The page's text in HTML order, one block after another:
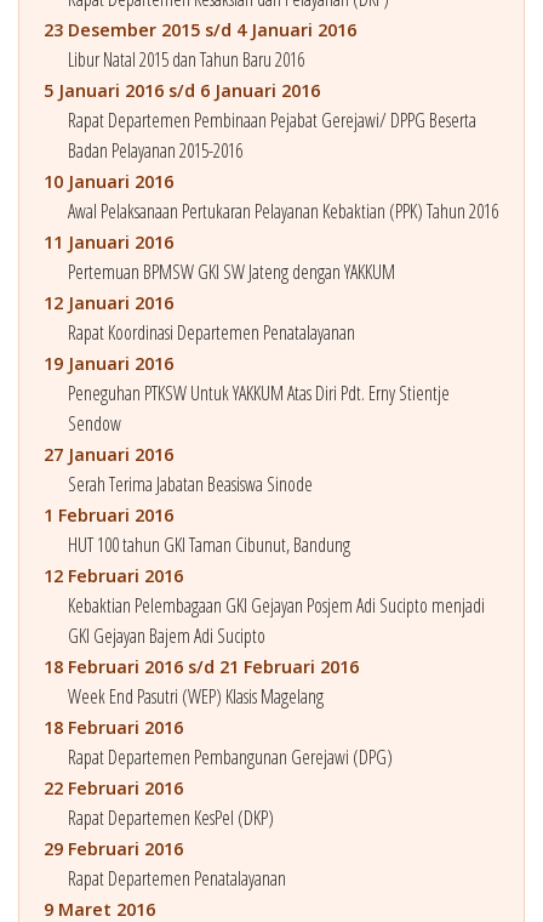
23 Desember 2015 s/d 4 Januari 2016
Libur Natal 2015 dan Tahun Baru 2016
5 Januari 2016 s/d 6 Januari 2016
Rapat Departemen Pembinaan Pejabat Gerejawi/ DPPG Beserta
Badan Pelayanan 2015-2016
10 Januari 2016
Awal Pelaksanaan Pertukaran Pelayanan Kebaktian (PPK) Tahun 2016
11 Januari 2016
Pertemuan BPMSW GKI SW Jateng dengan YAKKUM
12 Januari 2016
Rapat Koordinasi Departemen Penatalayanan
19 Januari 2016
Peneguhan PTKSW Untuk YAKKUM Atas Diri Pdt. Erny Stientje
Sendow
27 Januari 2016
Serah Terima Jabatan Beasiswa Sinode
1 Februari 2016
HUT 100 tahun GKI Taman Cibunut, Bandung
12 Februari 2016
Kebaktian Pelembagaan GKI Gejayan Posjem Adi Sucipto menjadi
GKI Gejayan Bajem Adi Sucipto
18 Februari 2016 s/d 21 Februari 2016
Week End Pasutri (WEP) Klasis Magelang
18 Februari 2016
Rapat Departemen Pembangunan Gerejawi (DPG)
22 Februari 2016
Rapat Departemen KesPel (DKP)
29 Februari 2016
Rapat Departemen Penatalayanan
9 Maret 2016